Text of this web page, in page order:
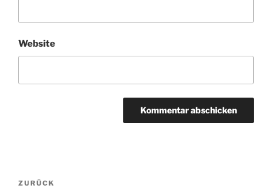
Website
Beitragsnavigation
Vorheriger
ZURÜCK